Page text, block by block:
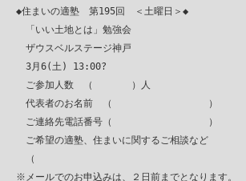
◆住まいの適塾　第195回　＜土曜日＞◆
「いい土地とは」勉強会
ザウスベルステージ神戸
3月6(土) 13:00?
ご参加人数　（　　　　）人
代表者のお名前　（　　　　　　　　　　）
ご連絡先電話番号（　　　　　　　　　　）
ご希望の適塾、住まいに関するご相談など
（　　　　　　　　　　　　　　　　　　　　　　
※メールでのお申込みは、２日前までとなります。